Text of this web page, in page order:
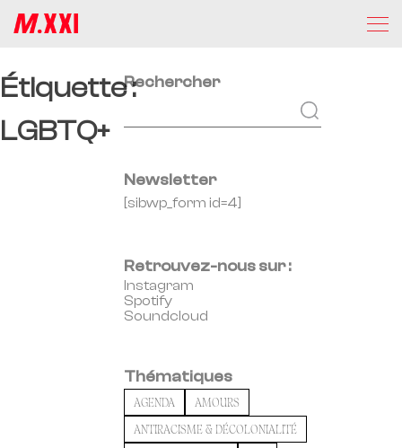
Étiquette :
LGBTQ+
Rechercher
Newsletter
[sibwp_form id=4]
Retrouvez-nous sur :
Instagram
Spotify
Soundcloud
Thématiques
AGENDA
AMOURS
ANTIRACISME & DÉCOLONIALITÉ